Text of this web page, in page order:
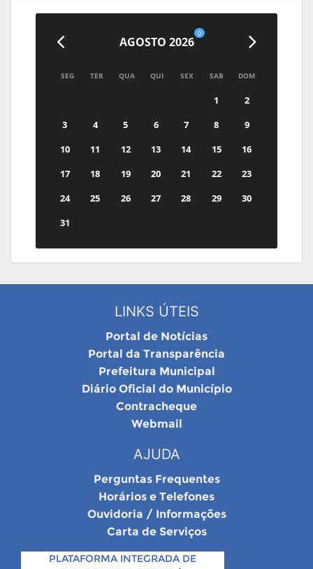
AGOSTO 2026
0
SEG TER QUA QUI SEX SAB DOM
1
2
3
4 5 6 7 8
9
10
11 12 13 14 15
16
17
18 19 20 21 22
23
24
25 26 27 28 29
30
31
LINKS ÚTEIS
Portal de Notícias
Portal da Transparência
Prefeitura Municipal
Diário Oficial do Município
Contracheque
Webmail
AJUDA
Perguntas Frequentes
Horários e Telefones
Ouvidoria / Informações
Carta de Serviços
PLATAFORMA INTEGRADA DE